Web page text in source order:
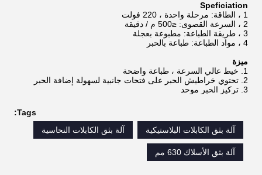
Speficiation
1 ، الطاقة: مرحلة واحدة ، 220 فولت
2 ، السرعة القصوى: ≤500 م / دقيقة
3 ، طريقة الطباعة: مطبوعة بعجلة
4 ، مواد الطباعة: طباعة بالحبر
ميزة
1. خيط عالي السرعة ، طباعة واضحة
2. تحتوي خراطيش الحبر على فتحات جانبية لسهولة إضافة الحبر
3. تركيز الحبر موحد
Tags:
آلة بثق الكابلات البلاستيكية
آلة بثق الكابلات النحاسية
آلة بثق الأسلاك 630 مم